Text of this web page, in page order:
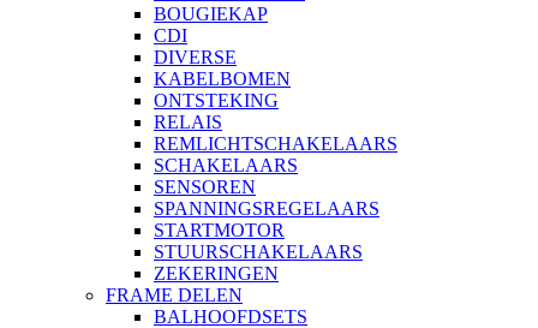
BOUGIEKAP
CDI
DIVERSE
KABELBOMEN
ONTSTEKING
RELAIS
REMLICHTSCHAKELAARS
SCHAKELAARS
SENSOREN
SPANNINGSREGELAARS
STARTMOTOR
STUURSCHAKELAARS
ZEKERINGEN
FRAME DELEN
BALHOOFDSETS